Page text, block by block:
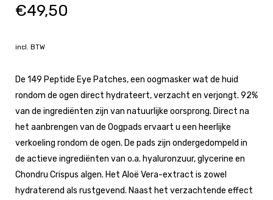
€49,50
incl. BTW
De 149 Peptide Eye Patches, een oogmasker wat de huid
rondom de ogen direct hydrateert, verzacht en verjongt. 92%
van de ingrediënten zijn van natuurlijke oorsprong. Direct na
het aanbrengen van de Oogpads ervaart u een heerlijke
verkoeling rondom de ogen. De pads zijn ondergedompeld in
de actieve ingrediënten van o.a. hyaluronzuur, glycerine en
Chondru Crispus algen. Het Aloë Vera-extract is zowel
hydraterend als rustgevend. Naast het verzachtende effect